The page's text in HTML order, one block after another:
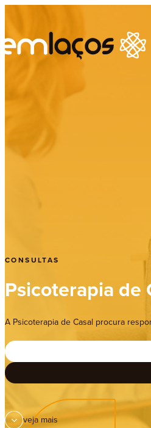
CONSULTAS
Psicoterapia de
A Psicoterapia de Casal procura
veja mais